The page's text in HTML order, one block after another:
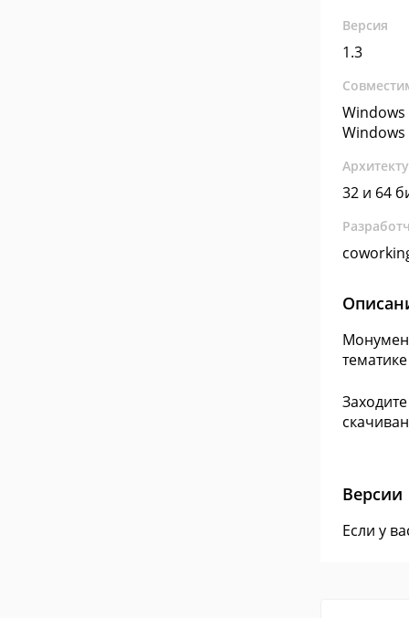
Версия
1.3
Windows
Windows
32 и 64
Версии
Если у